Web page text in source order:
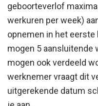
geboorteverlof
werkuren per week)
opnemen in het eerste
mogen 5 aansluitende
mogen ook verdeeld
werknemer vraagt dit
uitgerekende datum